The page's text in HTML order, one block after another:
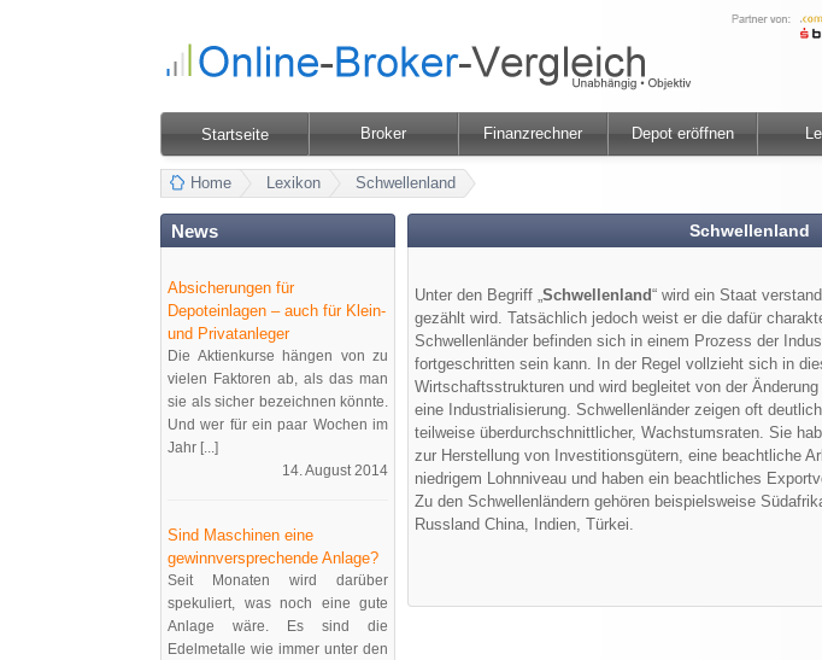
Startseite Broker Finanzrechner Depot eröffnen
Home Lexikon Schwellenland
News
Absicherungen für
Depoteinlagen – auch für Klein-
und Privatanleger
Die Aktienkurse hängen von zu
vielen Faktoren ab, als das man
sie als sicher bezeichnen könnte.
Und wer für ein paar Wochen im
Jahr [...]
14. August 2014
Sind Maschinen eine
gewinnversprechende Anlage?
Seit Monaten wird darüber
spekuliert, was noch eine gute
Anlage wäre. Es sind die
Edelmetalle wie immer unter den
Schwellenland
Unter den Begriff „Schwellenland“ wird ein Staat
gezählt wird. Tatsächlich jedoch weist er die dafür
Schwellenländer befinden sich in einem Prozess der
fortgeschritten sein kann. In der Regel vollzieht sich in
Wirtschaftsstrukturen und wird begleitet von der
eine Industrialisierung. Schwellenländer zeigen oft
teilweise überdurchschnittlicher, Wachstumsraten. Sie
zur Herstellung von Investitionsgütern, eine beachtliche
niedrigem Lohnniveau und haben ein beachtliches
Zu den Schwellenländern gehören beispielsweise
Russland China, Indien, Türkei.